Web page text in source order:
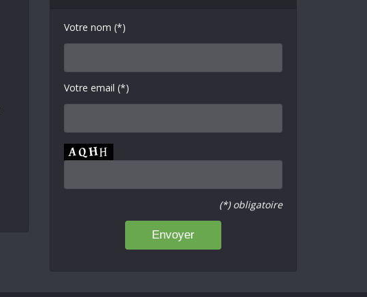
Votre nom (*)
Votre email (*)
(*) obligatoire